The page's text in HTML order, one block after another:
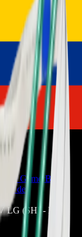
Seríe GamerBarras
de
LG (SH) - REP-